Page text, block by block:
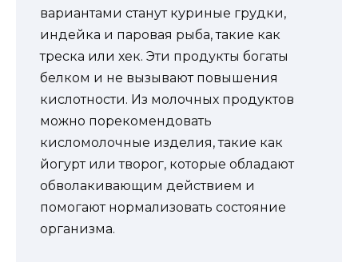
вариантами станут куриные грудки,
индейка и паровая рыба, такие как
треска или хек. Эти продукты богаты
белком и не вызывают повышения
кислотности. Из молочных продуктов
можно порекомендовать
кисломолочные изделия, такие как
йогурт или творог, которые обладают
обволакивающим действием и
помогают нормализовать состояние
организма.